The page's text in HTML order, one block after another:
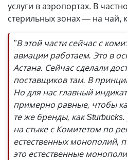
услуги в аэропортах. В
стерильных зонах — на чай,
"В этой части сейчас с
авиации работаем. Это в
Астана. Сейчас сделали
поставщиков там. В
Но для нас главный
примерно равные, чтобы
те же бренды, как
на стыке с Комитетом по
естественных монополий,
это естественные